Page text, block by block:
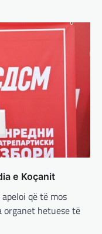
e Koçanit
që të mos
organet hetuese të
4, 2025
se vendi i tij
të vazhdojë
Shtetet e…
do të gjejë
e shtetit
Erdogan, ka
pa Turqinë
“Turqia e